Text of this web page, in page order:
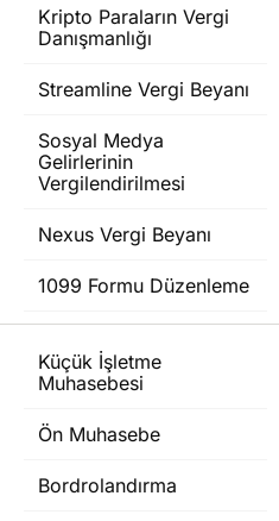
Kripto Paraların Vergi
Danışmanlığı
Streamline Vergi Beyanı
Sosyal Medya
Gelirlerinin
Vergilendirilmesi
Nexus Vergi Beyanı
1099 Formu Düzenleme
Küçük İşletme
Muhasebesi
Ön Muhasebe
Bordrolandırma